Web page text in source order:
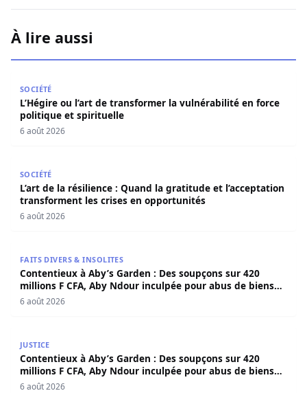
À lire aussi
SOCIÉTÉ
L’Hégire ou l’art de transformer la vulnérabilité en force
politique et spirituelle
6 août 2026
SOCIÉTÉ
L’art de la résilience : Quand la gratitude et l’acceptation
transforment les crises en opportunités
6 août 2026
FAITS DIVERS & INSOLITES
Contentieux à Aby’s Garden : Des soupçons sur 420
millions F CFA, Aby Ndour inculpée pour abus de biens
sociaux
6 août 2026
JUSTICE
Contentieux à Aby’s Garden : Des soupçons sur 420
millions F CFA, Aby Ndour inculpée pour abus de biens
sociaux
6 août 2026